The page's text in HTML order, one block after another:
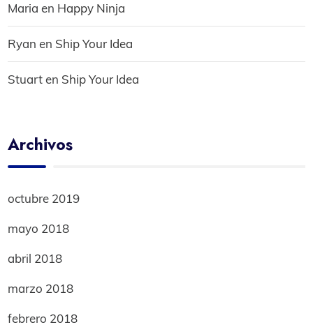
Maria en Happy Ninja
Ryan en Ship Your Idea
Stuarten Ship Your Idea
Archivos
octubre 2019
mayo 2018
abril 2018
marzo 2018
febrero 2018